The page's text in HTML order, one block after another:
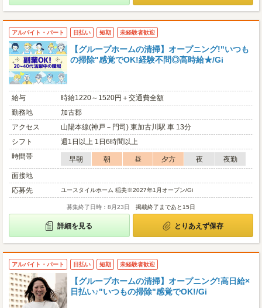
アルバイト・パート 日払い 短期 未経験者歓迎
【グループホームの清掃】オープニング!"いつも
の掃除"感覚でOK!経験不問◎高時給★/Gi
給与
時給1220～1520円＋交通費全額
勤務地
加古郡
アクセス
山陽本線(神戸－門司) 東加古川駅 車 13分
シフト
週1日以上 1日6時間以上
時間帯
早朝 朝 昼 夕方 夜
夜勤
面接地
応募先
ユースタイルホーム 稲美※2027年1月オープン/Gi
募集終了日時：8月23日 掲載終了まであと15日
詳細を見る とりあえず保存
アルバイト・パート 日払い 短期 未経験者歓迎
【グループホームの清掃】オープニング!高日給×
日払い♪"いつもの掃除"感覚でOK!/Gi